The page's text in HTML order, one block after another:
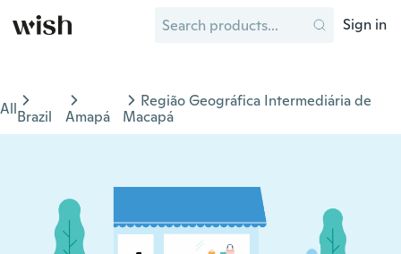
Sign in
AllBrazil Amapá
Região Geográfica Intermediária de
Macapá